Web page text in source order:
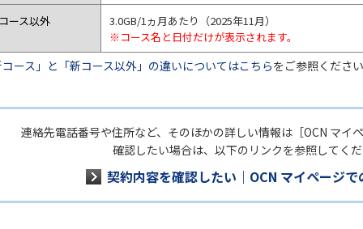
ース以外
3.0GB/1ヵ月あたり（2025年11月）
※コース名と日付だけが表示されます。
コース」と「新コース以外」の違いについてはこちらをご参照くださ
連絡先電話番号や住所など、そのほかの詳しい情報は［OCN マイ
確認したい場合は、以下のリンクを参照してく
契約内容を確認したい｜OCN マイページ